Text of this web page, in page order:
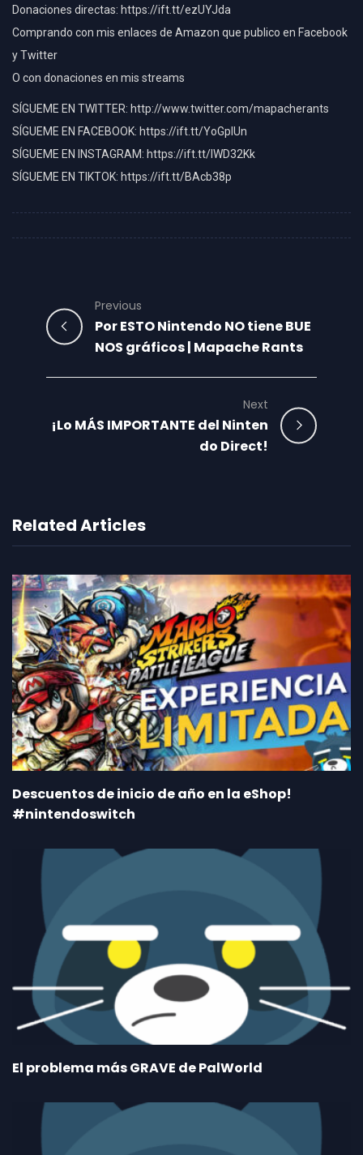
Donaciones directas: https://ift.tt/ezUYJda
Comprando con mis enlaces de Amazon que publico en Facebook
y Twitter
O con donaciones en mis streams
SÍGUEME EN TWITTER: http://www.twitter.com/mapacherants
SÍGUEME EN FACEBOOK: https://ift.tt/YoGpIUn
SÍGUEME EN INSTAGRAM: https://ift.tt/lWD32Kk
SÍGUEME EN TIKTOK: https://ift.tt/BAcb38p
Previous
Por ESTO Nintendo NO tiene BUE
NOS gráficos | Mapache Rants
Next
¡Lo MÁS IMPORTANTE del Ninten
do Direct!
Related Articles
Descuentos de inicio de año en la eShop!
#nintendoswitch
El problema más GRAVE de PalWorld